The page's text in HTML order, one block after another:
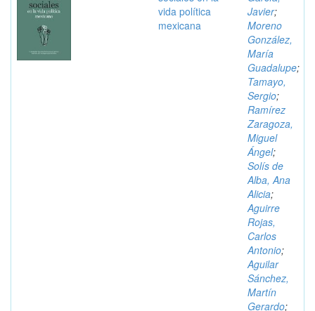
vida política
mexicana
Javier;
Moreno
González,
María
Guadalupe;
Tamayo,
Sergio;
Ramírez
Zaragoza,
Miguel
Ángel;
Solís de
Alba, Ana
Alicia;
Aguirre
Rojas,
Carlos
Antonio;
Aguilar
Sánchez,
Martín
Gerardo;